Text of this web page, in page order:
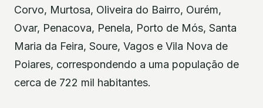
Corvo, Murtosa, Oliveira do Bairro, Ourém,
Ovar, Penacova, Penela, Porto de Mós, Santa
Maria da Feira, Soure, Vagos e Vila Nova de
Poiares, correspondendo a uma população de
cerca de 722 mil habitantes.